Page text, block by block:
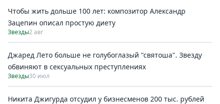
Чтобы жить дольше 100 лет: композитор Александр
Зацепин описал простую диету
Звезды2 авг
Джаред Лето больше не голубоглазый "святоша". Звезду
обвиняют в сексуальных преступлениях
Звезды30 июл
Никита Джигурда отсудил у бизнесменов 200 тыс. рублей